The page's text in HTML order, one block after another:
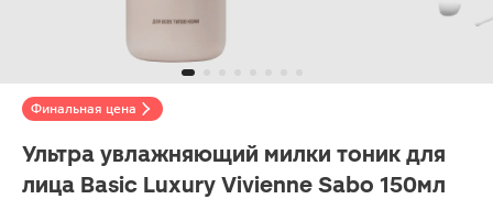
Финальная цена
Ультра увлажняющий милки тоник для
лица Basic Luxury Vivienne Sabo 150мл